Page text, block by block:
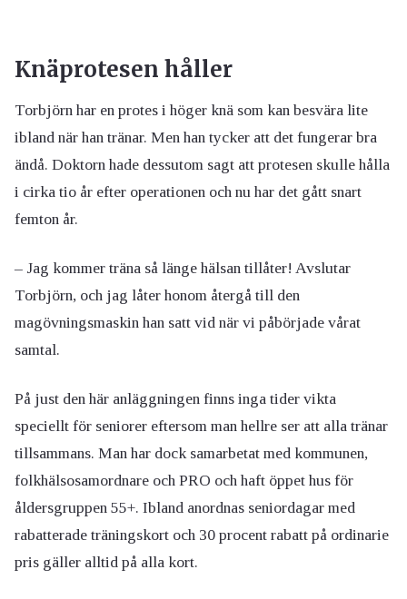
Knäprotesen håller
Torbjörn har en protes i höger knä som kan besvära lite
ibland när han tränar. Men han tycker att det fungerar bra
ändå. Doktorn hade dessutom sagt att protesen skulle hålla
i cirka tio år efter operationen och nu har det gått snart
femton år.
– Jag kommer träna så länge hälsan tillåter! Avslutar
Torbjörn, och jag låter honom återgå till den
magövningsmaskin han satt vid när vi påbörjade vårat
samtal.
På just den här anläggningen finns inga tider vikta
speciellt för seniorer eftersom man hellre ser att alla tränar
tillsammans. Man har dock samarbetat med kommunen,
folkhälsosamordnare och PRO och haft öppet hus för
åldersgruppen 55+. Ibland anordnas seniordagar med
rabatterade träningskort och 30 procent rabatt på ordinarie
pris gäller alltid på alla kort.